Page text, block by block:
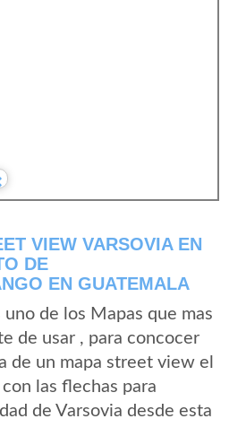
VIEW VARSOVIA EN
DE
EN GUATEMALA
de los Mapas que mas
de usar , para concocer
de un mapa street view el
las flechas para
de Varsovia desde esta